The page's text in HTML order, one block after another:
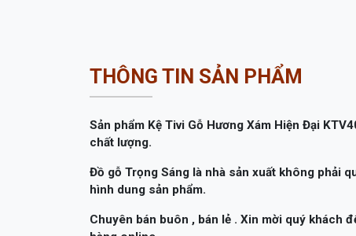
THÔNG TIN SẢN PHẨM
Sản phẩm Kệ Tivi Gỗ Hương Xám Hiện Đại
chất lượng.
Đồ gỗ Trọng Sáng là nhà sản xuất không phải
hình dung sản phẩm.
Chuyên bán buôn , bán lẻ . Xin mời quý khách